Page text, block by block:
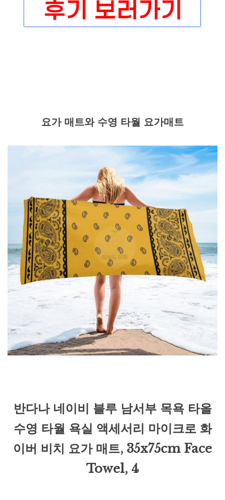
요가 매트와 수영 타월 요가매트
반다나 네이비 블루 남서부 목욕 타올
수영 타월 욕실 액세서리 마이크로 화
이버 비치 요가 매트, 35x75cm Face
Towel, 4